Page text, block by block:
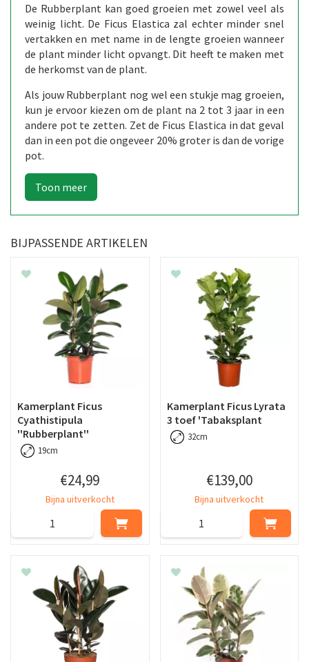
De Rubberplant kan goed groeien met zowel veel als
weinig licht. De Ficus Elastica zal echter minder snel
vertakken en met name in de lengte groeien wanneer
de plant minder licht opvangt. Dit heeft te maken met
de herkomst van de plant.
Als jouw Rubberplant nog wel een stukje mag groeien,
kun je ervoor kiezen om de plant na 2 tot 3 jaar in een
andere pot te zetten. Zet de Ficus Elastica in dat geval
dan in een pot die ongeveer 20% groter is dan de vorige
pot.
BIJPASSENDE ARTIKELEN
Kamerplant Ficus
Cyathistipula
''Rubberplant''
19cm
€24,99
Bijna uitverkocht
Kamerplant Ficus Lyrata
3 toef 'Tabaksplant
32cm
€139,00
Bijna uitverkocht